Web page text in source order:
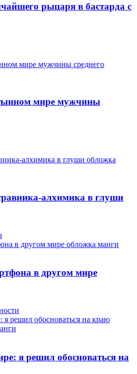
рыцаря в бастарда с
мире мужчины
алхимика в глуши
в другом мире
я решил обосноваться на